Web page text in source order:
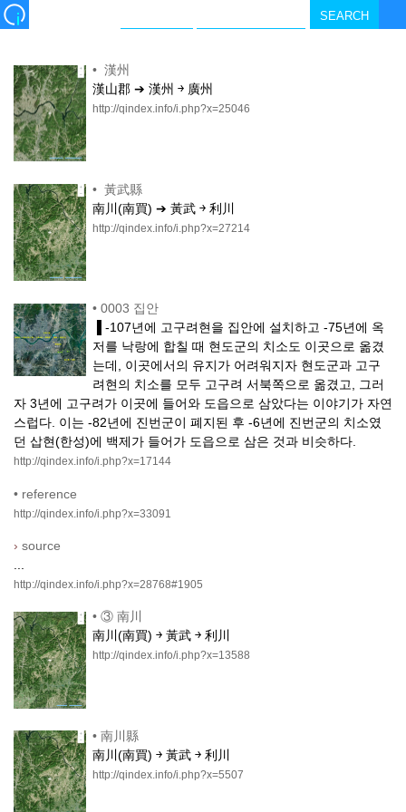
• 漢州
漢山郡 ➔ 漢州 ￫ 廣州
http://qindex.info/i.php?x=25046
• 黃武縣
南川(南買) ➔ 黃武 ￫ 利川
http://qindex.info/i.php?x=27214
• 0003 집안
▐ -107년에 고구려현을 집안에 설치하고 -75년에 옥
저를 낙랑에 합칠 때 현도군의 치소도 이곳으로 옮겼
는데, 이곳에서의 유지가 어려워지자 현도군과 고구
려현의 치소를 모두 고구려 서북쪽으로 옮겼고, 그러
자 3년에 고구려가 이곳에 들어와 도읍으로 삼았다는 이야기가 자연
스럽다. 이는 -82년에 진번군이 폐지된 후 -6년에 진번군의 치소였
던 삽현(한성)에 백제가 들어가 도읍으로 삼은 것과 비슷하다.
http://qindex.info/i.php?x=17144
• reference
http://qindex.info/i.php?x=33091
› source
http://qindex.info/i.php?x=28768#1905
• ③ 南川
南川(南買) ￫ 黃武 ￫ 利川
http://qindex.info/i.php?x=13588
• 南川縣
南川(南買) ￫ 黃武 ￫ 利川
http://qindex.info/i.php?x=5507